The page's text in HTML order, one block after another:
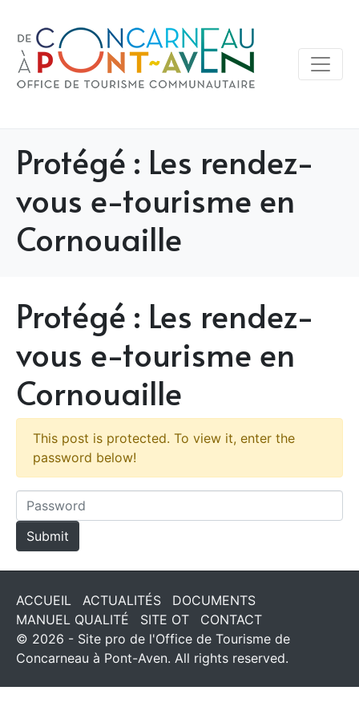
Protégé : Les rendez-
vous e-tourisme en
Cornouaille
Protégé : Les rendez-
vous e-tourisme en
Cornouaille
This post is protected. To view it, enter the
password below!
ACCUEIL ACTUALITÉS
DOCUMENTS
MANUEL QUALITÉ
SITE OT
CONTACT
© 2026 - Site pro de l'Office de Tourisme de
Concarneau à Pont-Aven. All rights reserved.